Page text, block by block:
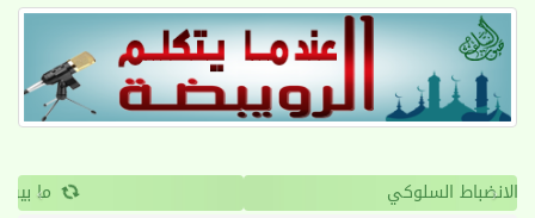
القرآن والانضباط السلوكي ‹
›